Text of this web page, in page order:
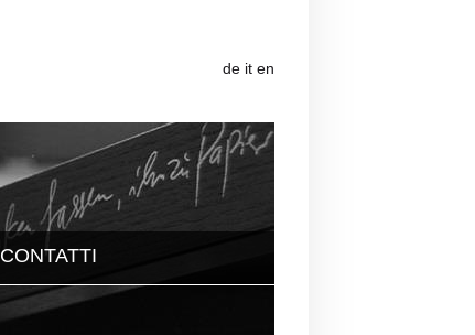
de it en
CONTATTI